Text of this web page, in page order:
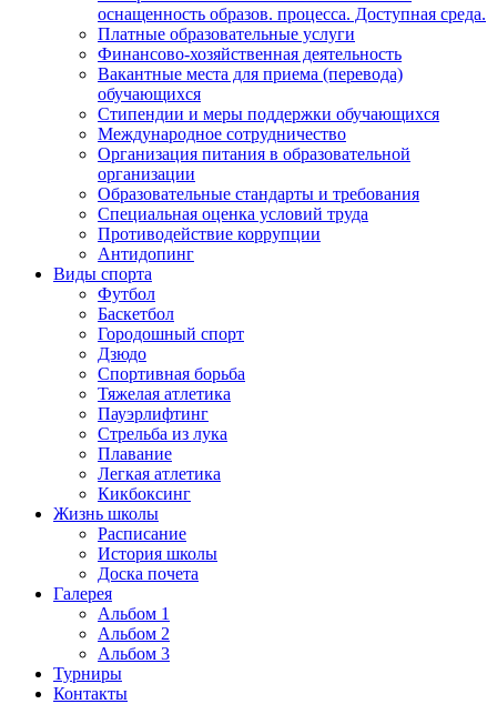
оснащенность образов. процесса. Доступная среда.
Платные образовательные услуги
Финансово-хозяйственная деятельность
Вакантные места для приема (перевода)
обучающихся
Стипендии и меры поддержки обучающихся
Международное сотрудничество
Организация питания в образовательной
организации
Образовательные стандарты и требования
Специальная оценка условий труда
Противодействие коррупции
Антидопинг
Виды спорта
Футбол
Баскетбол
Городошный спорт
Дзюдо
Спортивная борьба
Тяжелая атлетика
Пауэрлифтинг
Стрельба из лука
Плавание
Легкая атлетика
Кикбоксинг
Жизнь школы
Расписание
История школы
Доска почета
Галерея
Альбом 1
Альбом 2
Альбом 3
Турниры
Контакты